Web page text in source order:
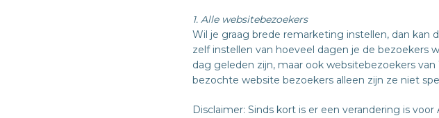
1. Alle websitebezoekers
Wil je graag brede remarketing instellen, dan kan
zelf instellen van hoeveel dagen je de bezoekers
dag geleden zijn, maar ook websitebezoekers
bezochte website bezoekers alleen zijn ze niet
Disclaimer: Sinds kort is er een verandering is